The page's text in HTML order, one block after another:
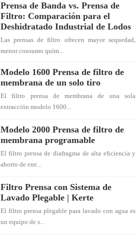
Prensa de Banda vs. Prensa de
Filtro: Comparación para el
Deshidratado Industrial de Lodos
Las prensas de filtro ofrecen mayor sequedad,
menor consumo quím...
Modelo 1600 Prensa de filtro de
membrana de un solo tiro
El filtro prensa de membrana de una sola
extracción modelo 1600...
Modelo 2000 Prensa de filtro de
membrana programable
El filtro prensa de diafragma de alta eficiencia y
ahorro de ene...
Filtro Prensa con Sistema de
Lavado Plegable | Kerte
El filtro prensa plegable para lavado con agua es
un equipo de s...